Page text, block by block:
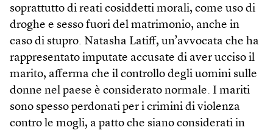
soprattutto di reati cosiddetti morali, come uso di
droghe e sesso fuori del matrimonio, anche in
caso di stupro. Natasha Latiff, un’avvocata che ha
rappresentato imputate accusate di aver ucciso il
marito, afferma che il controllo degli uomini sulle
donne nel paese è considerato normale. I mariti
sono spesso perdonati per i crimini di violenza
contro le mogli, a patto che siano considerati in